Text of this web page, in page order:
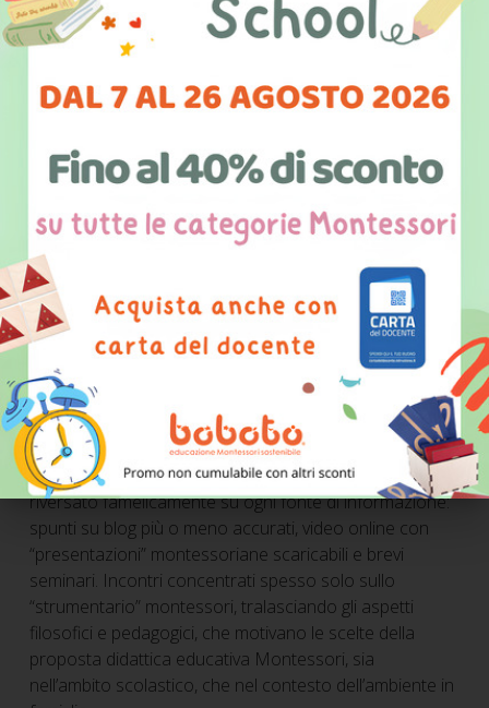
piccolo rompicapo fatto di differenti uscite e accessi ai
livelli di formazione dopo la scuola secondaria
questa “onda” Montessori che da dieci anni a
questa parte interessa la Spagna?
Così come in altre parti del mondo molti considerano il
sistema Montessori molto adatto alla scuola d’infanzia
e meno alla scuola primaria, probabilmente perché
mette in discussione il sistema scolastico tradizionale,
quindi genera incertezze e discutibilità. Questa
concezione e la cornice legale del Ministero
dell’Educazione rendono più semplice la nascita di
molte Casas de Niños (Case dei Bambini)
montessoriane.
All’origine di questa nuova ondata di diffusione del
metodo, l’interesse di tanti educatori ed educatrici si è
riversato famelicamente su ogni fonte di informazione:
spunti su blog più o meno accurati, video online con
“presentazioni” montessoriane scaricabili e brevi
seminari. Incontri concentrati spesso solo sullo
“strumentario” montessori, tralasciando gli aspetti
filosofici e pedagogici, che motivano le scelte della
proposta didattica educativa Montessori, sia
nell’ambito scolastico, che nel contesto dell’ambiente in